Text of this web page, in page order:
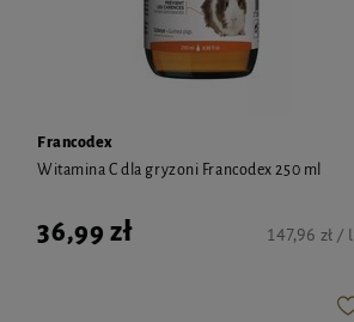
Francodex
Witamina C dla gryzoni Francodex 250 ml
36,99 zł 147,96 zł / l